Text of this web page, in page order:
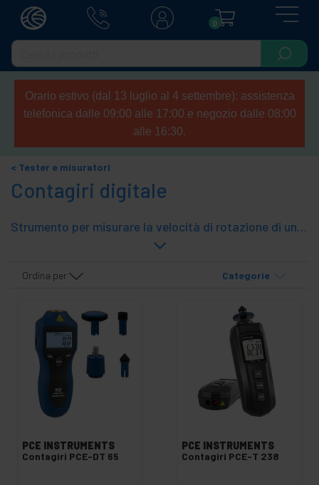
0
Orario estivo (dal 13 luglio al 4 settembre): assistenza
telefonica dalle 09:00 alle 17:00 e negozio dalle 08:00
alle 16:30.
Tester e misuratori
Contagiri digitale
Strumento per misurare la velocità di rotazione di un oggetto e ispezionare i difetti superficiali che gira senza fermarsi o essere danneggiati. Ci sono modelli con tecnologia strobo, laser o contatto.
Ordina per Categorie
PCE INSTRUMENTS
Contagiri PCE-DT 65
PCE INSTRUMENTS
Contagiri PCE-T 238